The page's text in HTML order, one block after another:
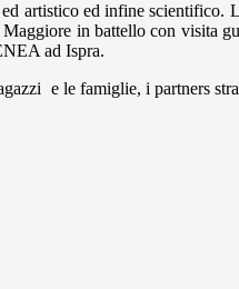
artistico ed infine scientifico.
in battello con visita
ad Ispra.
e le famiglie, i partners